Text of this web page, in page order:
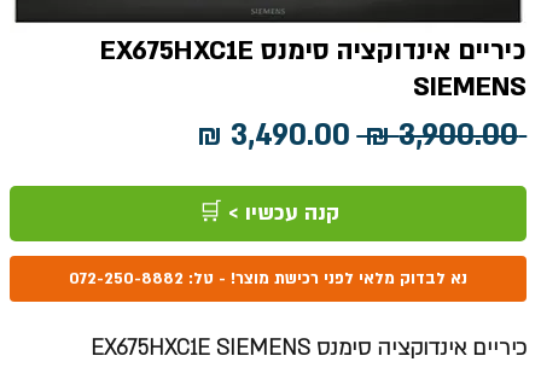
כיריים אינדוקציה סימנס EX675HXC1E
SIEMENS
‏3,900.00 ‏₪
מחיר
רגיל
מבצע
קנה עכשיו > 🛒
נא לבדוק מלאי לפני רכישת מוצר! - טל: 072-250-8882
כיריים אינדוקציה סימנס EX675HXC1E SIEMENS